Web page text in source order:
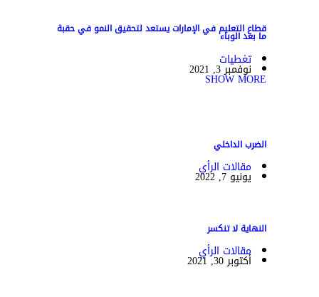
قطاع التعليم في الإمارات يستعد لتحقيق النمو في حقبة
ما بعد الوباء
تغطيات
نوفمبر 3, 2021
SHOW MORE
الضرب الداخلي
مقالات الرأي
يونيو 7, 2022
النهاية لا تنكسر
مقالات الرأي
أكتوبر 30, 2021